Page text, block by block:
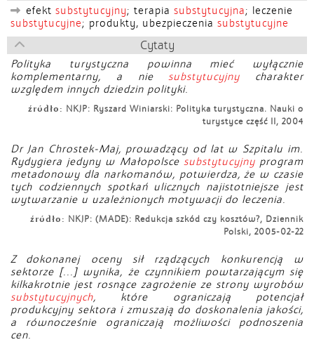
efekt substytucyjny; terapia substytucyjna; leczenie
substytucyjne; produkty, ubezpieczenia substytucyjne
Cytaty
Polityka turystyczna powinna mieć wyłącznie
komplementarny, a niesubstytucyjny charakter
względem innych dziedzin polityki.
źródło: NKJP: Ryszard Winiarski: Polityka turystyczna. Nauki o
turystyce część II, 2004
Dr Jan Chrostek-Maj, prowadzący od lat w Szpitalu im.
Rydygiera jedyny w Małopolsce substytucyjnyprogram
metadonowy dla narkomanów, potwierdza, że w czasie
tych codziennych spotkań ulicznych najistotniejsze jest
wytwarzanie u uzależnionych motywacji do leczenia.
źródło: NKJP: (MADE): Redukcja szkód czy kosztów?, Dziennik
Polski, 2005-02-22
Z dokonanej oceny sił rządzących konkurencją w
sektorze [...] wynika, że czynnikiem powtarzającym się
kilkakrotnie jest rosnące zagrożenie ze strony wyrobów
substytucyjnych, które ograniczają potencjał
produkcyjny sektora i zmuszają do doskonalenia jakości,
a równocześnie ograniczają możliwości podnoszenia
cen.